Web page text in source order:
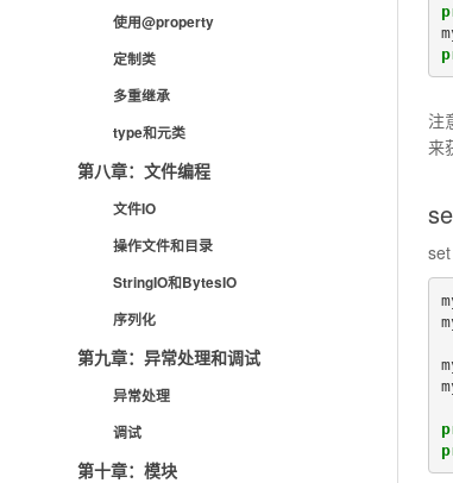
使用@property
定制类
多重继承
type和元类
第八章：文件编程
文件IO
操作文件和目录
StringIO和BytesIO
序列化
第九章：异常处理和调试
异常处理
调试
第十章：模块
注
来